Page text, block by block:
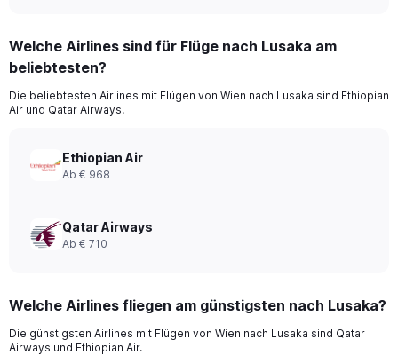
Range:
1
The
chart
Y
values.
Range:
Welche Airlines sind für Flüge nach Lusaka am
beliebtesten?
Die beliebtesten Airlines mit Flügen von Wien nach Lusaka sind Ethiopian
Air und Qatar Airways.
Ethiopian Air
Ab € 968
Qatar Airways
Ab € 710
Welche Airlines fliegen am günstigsten nach Lusaka?
Die günstigsten Airlines mit Flügen von Wien nach Lusaka sind Qatar
Airways und Ethiopian Air.